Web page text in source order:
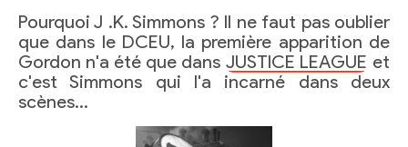
Pourquoi J .K. Simmons ? Il ne faut pas oublier
que dans le DCEU, la première apparition de
Gordon n'a été que dans JUSTICE LEAGUE et
c'est Simmons qui l'a incarné dans deux
scènes…